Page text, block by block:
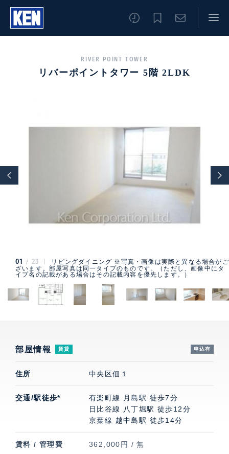
RIVER POINT TOWER
リバーポイントタワー 5階 2LDK
01 23
リビングダイニング ※写真・画像は実際と異なる場合がご
ざいます。部屋写真は同一タイプのものです。（ただし、画像中にタ
イプ名の記載がある場合はその記載内容を優先します。）
部屋情報 賃貸 申込有
住所 中央区佃１
交通/駅徒歩*
有楽町線 月島駅 徒歩7分
日比谷線 八丁堀駅 徒歩12分
京葉線 越中島駅 徒歩14分
賃料 / 管理費 362,000円 / 無